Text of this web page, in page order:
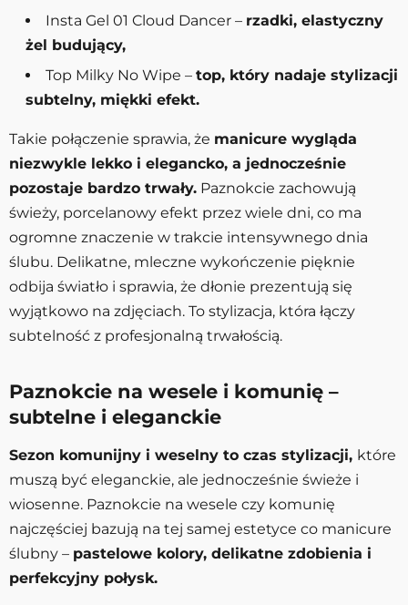
Insta Gel 01 Cloud Dancer – rzadki, elastyczny
żel budujący,
Top Milky No Wipe – top, który nadaje stylizacji
subtelny, miękki efekt.
Takie połączenie sprawia, że manicure wygląda
niezwykle lekko i elegancko, a jednocześnie
pozostaje bardzo trwały. Paznokcie zachowują
świeży, porcelanowy efekt przez wiele dni, co ma
ogromne znaczenie w trakcie intensywnego dnia
ślubu. Delikatne, mleczne wykończenie pięknie
odbija światło i sprawia, że dłonie prezentują się
wyjątkowo na zdjęciach. To stylizacja, która łączy
subtelność z profesjonalną trwałością.
Paznokcie na wesele i komunię –
subtelne i eleganckie
Sezon komunijny i weselny to czas stylizacji, które
muszą być eleganckie, ale jednocześnie świeże i
wiosenne. Paznokcie na wesele czy komunię
najczęściej bazują na tej samej estetyce co manicure
ślubny – pastelowe kolory, delikatne zdobienia i
perfekcyjny połysk.